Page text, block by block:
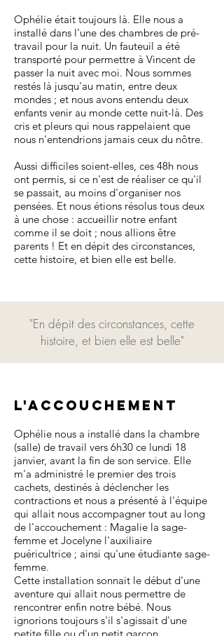
L'accouchement
Ophélie nous a installé dans la chambre
(salle) de travail vers 6h30 ce lundi 18
janvier, avant la fin de son service. Elle
m'a administré le premier des trois
cachets, destinés à déclencher les
contractions et nous a présenté à l'équipe
qui allait nous accompagner tout au long
de l'accouchement : Magalie la sage-
femme et Jocelyne l'auxiliaire
puéricultrice ; ainsi qu'une étudiante sage-
femme.
Cette installation sonnait le début d'une
aventure qui allait nous permettre de
rencontrer enfin notre bébé. Nous
ignorions toujours s'il s'agissait d'une
Ophélie était toujours là. Elle nous a
installé dans l'une des chambres de pré-
travail pour la nuit. Un fauteuil a été
transporté pour permettre à Vincent de
passer la nuit avec moi. Nous sommes
restés là jusqu'au matin, entre deux
mondes ; et nous avons entendu deux
enfants venir au monde cette nuit-là. Des
cris et pleurs qui nous rappelaient que
nous n'entendrions jamais ceux du nôtre.
Aussi difficiles soient-elles, ces 48h nous
ont permis, si ce n'est de réaliser ce qu'il
se passait, au moins d'organiser nos
pensées. Et nous étions résolus tous deux
à une chose : accueillir notre enfant
comme il se doit ; nous allions être
parents ! Et en dépit des circonstances,
cette histoire, et bien elle est belle.
"En dépit des circonstances, cette
histoire, et bien elle est belle"